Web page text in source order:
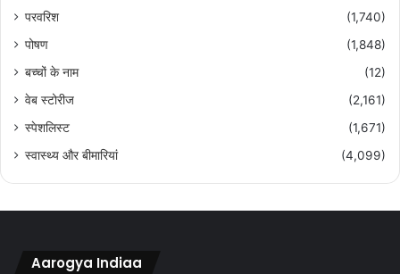
परवरिश
(1,740)
पोषण
(1,848)
बच्चों के नाम
(12)
वेब स्टोरीज
(2,161)
स्पेशलिस्ट
(1,671)
स्वास्थ्य और बीमारियां
(4,099)
Aarogya Indiaa